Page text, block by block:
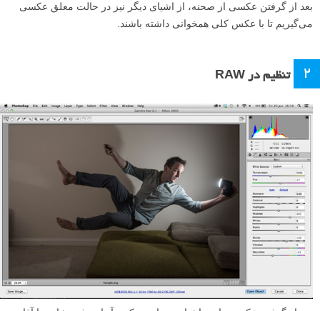
بعد از گرفتن عکسی از صحنه، از اشیای دیگر نیز در حالت معلق عکسی
می‌گیریم تا با عکس کلی همخوانی داشته باشند.
۲ تنظیم در RAW